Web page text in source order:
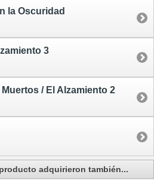
la Oscuridad
3
/ El Alzamiento 2
adquirieron también...